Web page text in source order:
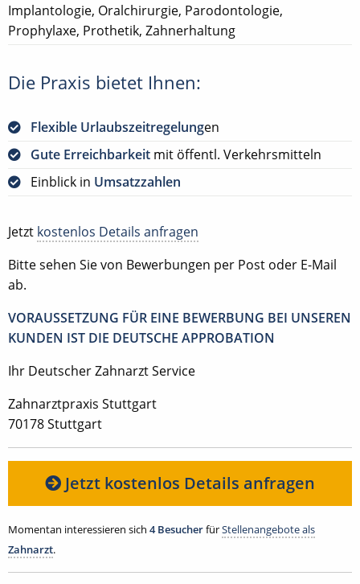
Implantologie, Oralchirurgie, Parodontologie,
Prophylaxe, Prothetik, Zahnerhaltung
Die Praxis bietet Ihnen:
Flexible Urlaubszeitregelungen
Gute Erreichbarkeit mit öffentl. Verkehrsmitteln
Einblick in Umsatzzahlen
Jetzt kostenlos Details anfragen
Bitte sehen Sie von Bewerbungen per Post oder E-Mail
ab.
VORAUSSETZUNG FÜR EINE BEWERBUNG BEI UNSEREN
KUNDEN IST DIE DEUTSCHE APPROBATION
Ihr Deutscher Zahnarzt Service
Zahnarztpraxis Stuttgart
70178 Stuttgart
Jetzt kostenlos Details anfragen
Momentan interessieren sich 4 BesucherfürStellenangebote als
Zahnarzt.